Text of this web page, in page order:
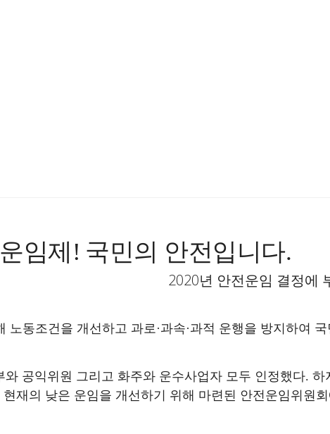
임제 ! 국민의 안전입니다.
2020년 안전운임 결정에
노동조건을 개선하고 과로·과속·과적 운행을 방지하여
공익위원 그리고 화주와 운수사업자 모두 인정했다.하
현재의 낮은 운임을 개선하기 위해 마련된 안전운임위원